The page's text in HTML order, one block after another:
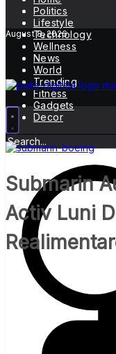
Politics
Lifestyle
Technology
Wellness
News
World
Trending
Fitness
Gadgets
Decor
August 8, 2026
Submarin
Activ Luni